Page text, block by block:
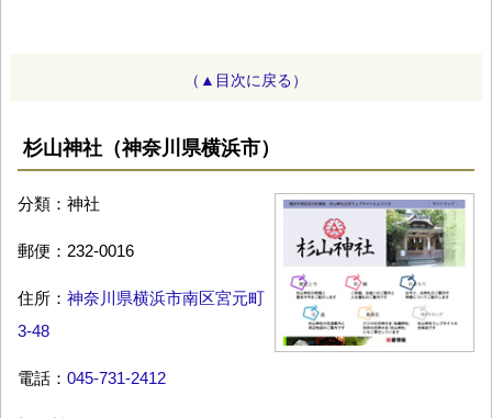
（▲目次に戻る）
杉山神社（神奈川県横浜市）
分類：神社
郵便：232-0016
住所： 神奈川県横浜市南区宮元町
3-48
電話： 045-731-2412